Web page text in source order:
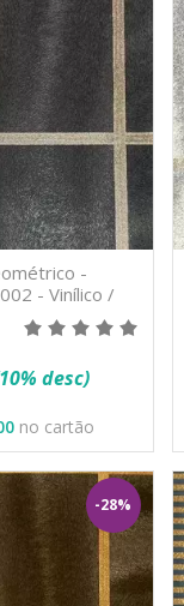
-
- Vinílico /
desc)
no cartão
-28%